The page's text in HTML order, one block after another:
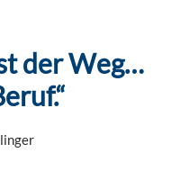
der Weg…